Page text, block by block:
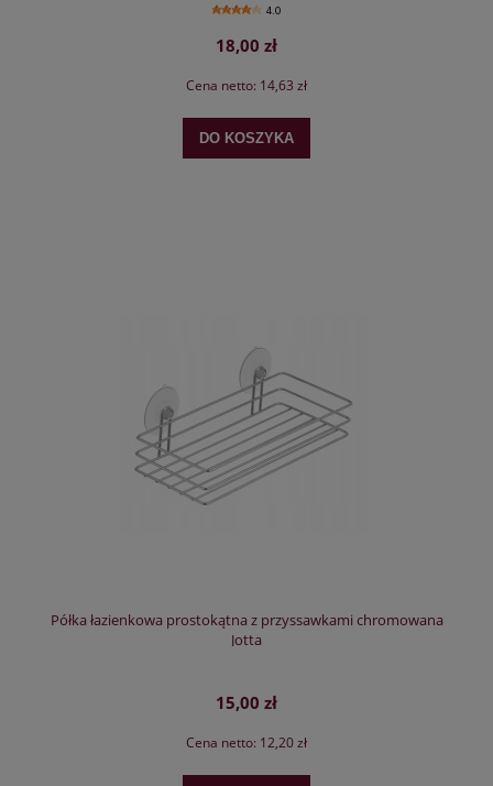
4.0
18,00 zł
Cena netto: 14,63 zł
DO KOSZYKA
Półka łazienkowa prostokątna z przyssawkami chromowana
Jotta
15,00 zł
Cena netto: 12,20 zł